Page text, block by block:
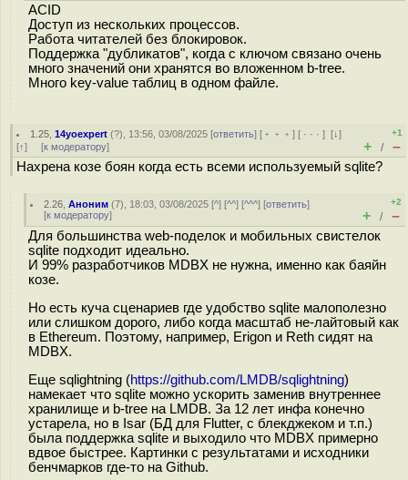
ACID
Доступ из нескольких процессов.
Работа читателей без блокировок.
Поддержка "дубликатов", когда с ключом связано очень
много значений они хранятся во вложенном b-tree.
Много key-value таблиц в одном файле.
1.25 ,14yoexpert (?), 13:56, 03/08/2025 [ответить] [ ﹢﹢﹢] [ · · ·][↓]
[↑] [к модератору]
+1
+ / –
Нахрена козе боян когда есть всеми используемый sqlite?
2.26 ,Аноним (7), 18:03, 03/08/2025 [^] [^^] [^^^] [ответить]
[к модератору]
+2
+ / –
Для большинства web-поделок и мобильных свистелок
sqlite подходит идеально.
И 99% разработчиков MDBX не нужна, именно как баяйн
козе.
Но есть куча сценариев где удобство sqlite малополезно
или слишком дорого, либо когда масштаб не-лайтовый как
в Ethereum. Поэтому, например, Erigon и Reth сидят на
MDBX.
Еще sqlightning (https://github.com/LMDB/sqlightning)
намекает что sqlite можно ускорить заменив внутреннее
хранилище и b-tree на LMDB. За 12 лет инфа конечно
устарела, но в Isar (БД для Flutter, с блекджеком и т.п.)
была поддержка sqlite и выходило что MDBX примерно
вдвое быстрее. Картинки с результатами и исходники
бенчмарков где-то на Github.